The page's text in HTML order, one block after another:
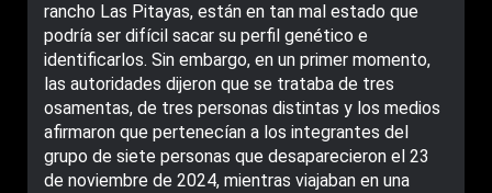
rancho Las Pitayas, están en tan mal estado que
podría ser difícil sacar su perfil genético e
identificarlos. Sin embargo, en un primer momento,
las autoridades dijeron que se trataba de tres
osamentas, de tres personas distintas y los medios
afirmaron que pertenecían a los integrantes del
grupo de siete personas que desaparecieron el 23
de noviembre de 2024, mientras viajaban en una